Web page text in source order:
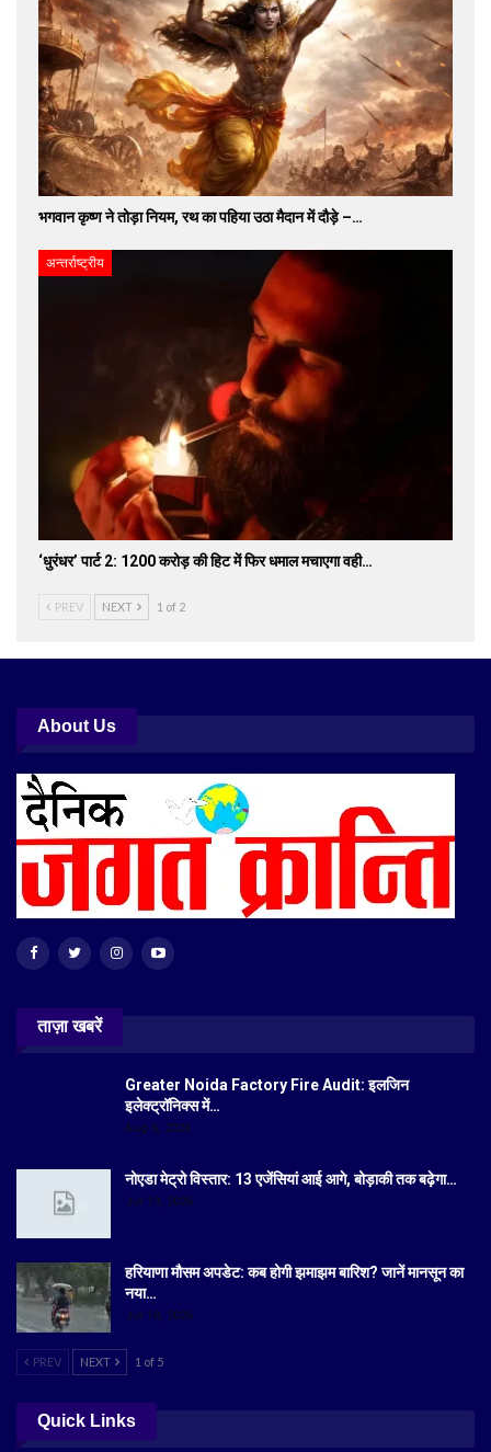
भगवान कृष्ण ने तोड़ा नियम, रथ का पहिया उठा मैदान में दौड़े –…
अन्तर्राष्ट्रीय
‘धुरंधर’ पार्ट 2: 1200 करोड़ की हिट में फिर धमाल मचाएगा वही…
PREV NEXT 1 of 2
About Us
ताज़ा खबरें
Greater Noida Factory Fire Audit: इलजिन
इलेक्ट्रॉनिक्स में…
Aug 6, 2026
नोएडा मेट्रो विस्तार: 13 एजेंसियां आई आगे, बोड़ाकी तक बढ़ेगा…
Jul 19, 2026
हरियाणा मौसम अपडेट: कब होगी झमाझम बारिश? जानें मानसून का
नया…
Jul 18, 2026
PREV NEXT 1 of 5
Quick Links